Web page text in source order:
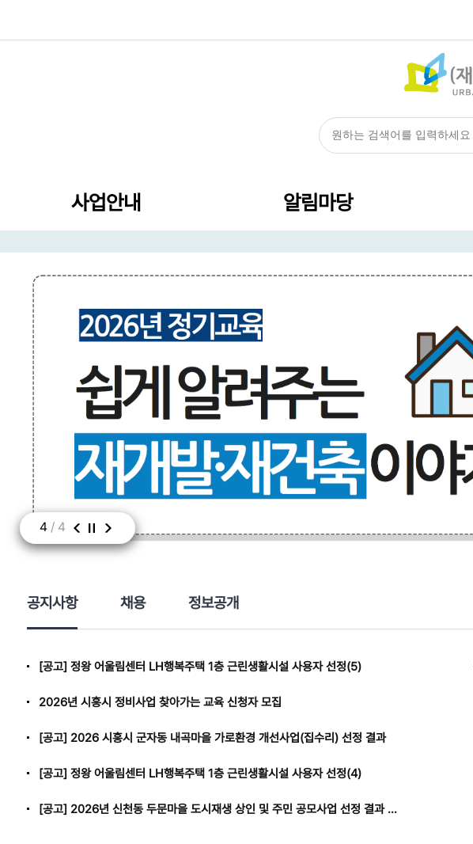
사업안내 알림마당
4 / 4
공지사항 채용 정보공개
[공고] 정왕 어울림센터 LH행복주택 1층 근린생활시설 사용자 선정(5)
2026년 시흥시 정비사업 찾아가는 교육 신청자 모집
[공고] 2026 시흥시 군자동 내곡마을 가로환경 개선사업(집수리) 선정 결과
[공고] 정왕 어울림센터 LH행복주택 1층 근린생활시설 사용자 선정(4)
[공고] 2026년 신천동 두문마을 도시재생 상인 및 주민 공모사업 선정 결과 공고